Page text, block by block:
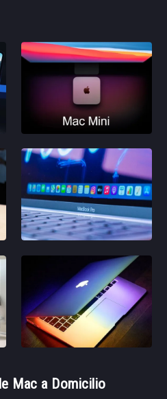
Mac a Domicilio